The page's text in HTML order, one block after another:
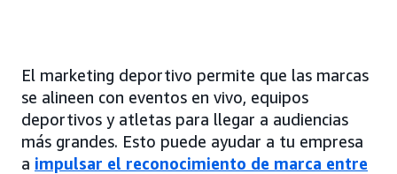
El marketing deportivo permite que las marcas
se alineen con eventos en vivo, equipos
deportivos y atletas para llegar a audiencias
más grandes. Esto puede ayudar a tu empresa
a impulsar el reconocimiento de marca entre